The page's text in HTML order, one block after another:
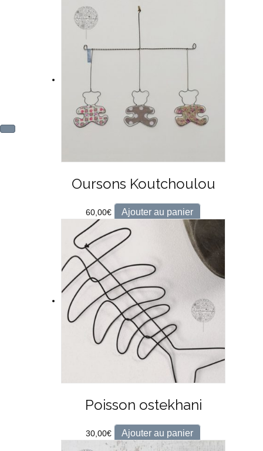
Oursons Koutchoulou
60,00€ Ajouter au panier
Poisson ostekhani
30,00€ Ajouter au panier